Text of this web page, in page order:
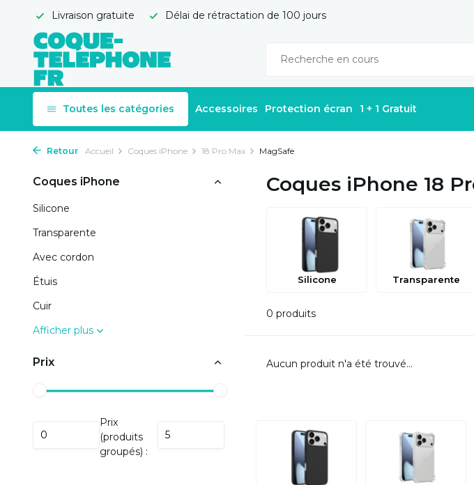
Livraison gratuite Délai de rétractation de 100 jours
Toutes les catégories Accessoires Protection écran 1 + 1 Gratuit
Retour Accueil Coques iPhone 18 Pro Max MagSafe
Coques iPhone
Silicone
Transparente
Avec cordon
Étuis
Cuir
Afficher plus
Prix
Prix
(produits
groupés) :
Coques iPhone 18
Silicone Transparente
0 produits
Aucun produit n'a été trouvé...